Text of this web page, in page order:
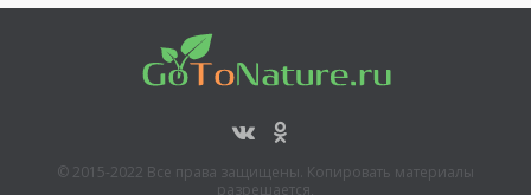
© 2015-2022 Все права защищены. Копировать материалы
разрешается,